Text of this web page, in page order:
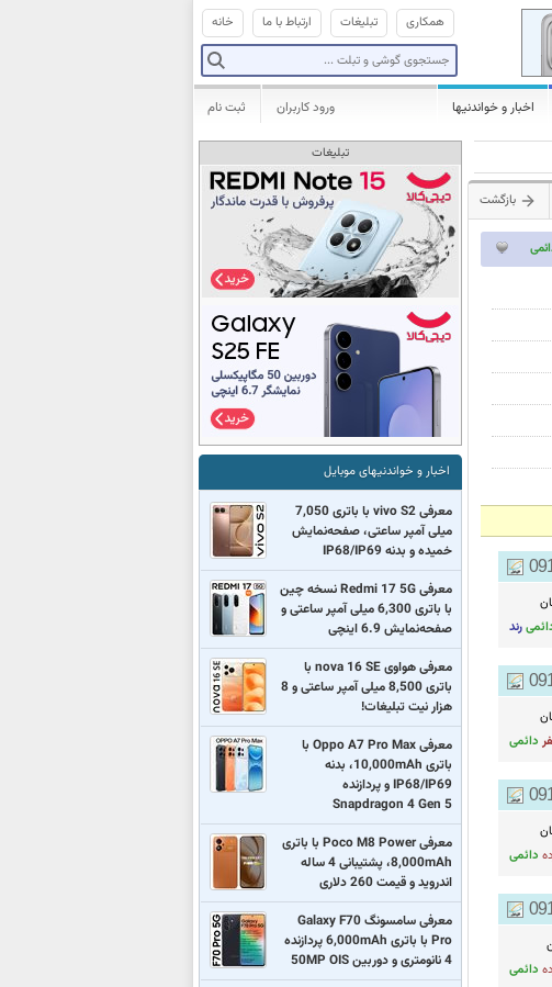
خانه ارتباط با ما تبلیغات همکاری
اخبار و خواندنیها ثبت نام ورود کاربران
بازگشت
رند
دائمی
دائمی
دائمی
تبلیغات
اخبار و خواندنیهای موبایل
معرفی vivo S2 با باتری 7,050
میلی آمپر ساعتی، صفحه‌نمایش
خمیده و بدنه IP68/IP69
معرفی Redmi 17 5G نسخه چین
با باتری 6,300 میلی آمپر ساعتی و
صفحه‌نمایش 6.9 اینچی
معرفی هواوی nova 16 SE با
باتری 8,500 میلی آمپر ساعتی و 8
هزار نیت تبلیغات!
معرفی Oppo A7 Pro Max با
باتری 10,000mAh، بدنه
IP68/IP69 و پردازنده
Snapdragon 4 Gen 5
معرفی Poco M8 Power با باتری
8,000mAh، پشتیبانی 4 ساله
اندروید و قیمت 260 دلاری
معرفی سامسونگ Galaxy F70
Pro با باتری 6,000mAh پردازنده
4 نانومتری و دوربین 50MP OIS